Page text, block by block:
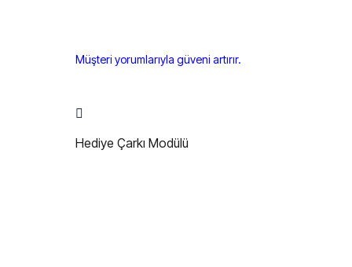
Müşteri yorumlarıyla güveni artırır.
Hediye Çarkı Modülü